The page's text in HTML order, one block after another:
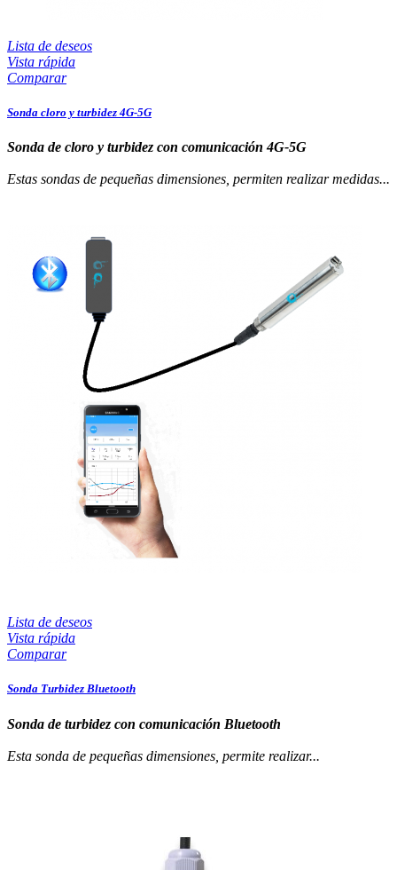
Lista de deseos
Vista rápida
Comparar
Sonda cloro y turbidez 4G-5G
Sonda de cloro y turbidez con comunicación 4G-5G
Estas sondas de pequeñas dimensiones, permiten realizar medidas...
Lista de deseos
Vista rápida
Comparar
Sonda Turbidez Bluetooth
Sonda de turbidez con comunicación Bluetooth
Esta sonda de pequeñas dimensiones, permite realizar...